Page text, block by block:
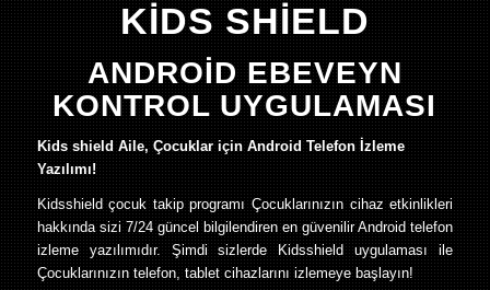
KİDS SHİELD
ANDROİD EBEVEYN
KONTROL UYGULAMASI
Kids shield Aile, Çocuklar için Android Telefon İzleme
Yazılımı!
Kidsshield çocuk takip programı Çocuklarınızın cihaz etkinlikleri
hakkında sizi 7/24 güncel bilgilendiren en güvenilir Android telefon
izleme yazılımıdır. Şimdi sizlerde Kidsshield uygulaması ile
Çocuklarınızın telefon, tablet cihazlarını izlemeye başlayın!